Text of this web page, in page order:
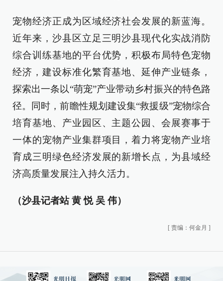
宠物经济正成为区域经济社会发展的新蓝海。
近年来，沙县区立足三明沙县现代化实战消防
综合训练基地的平台优势，积极布局特色宠物
经济，建设标准化繁育基地、延伸产业链条，
探索出一条以“萌宠”产业带动乡村振兴的特色路
径。同时，前瞻性规划建设集“救援级”宠物综合
培育基地、产业园区、主题公园、会展赛事于
一体的宠物产业集群项目，着力将宠物产业培
育成三明绿色经济发展的新增长点，为县域经
济高质量发展注入持久活力。
（沙县记者站 黄 悦 吴 伟）
[ 责编：何金月 ]